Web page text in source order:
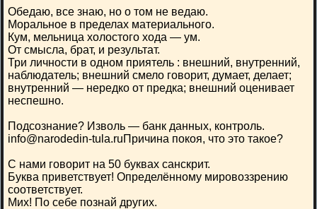
Обедаю, все знаю, но о том не ведаю.
Моральное в пределах материального.
Кум, мельница холостого хода — ум.
От смысла, брат, и результат.
Три личности в одном приятель : внешний, внутренний,
наблюдатель; внешний смело говорит, думает, делает;
внутренний — нередко от предка; внешний оценивает
неспешно.
Подсознание? Изволь — банк данных, контроль.
info@narodedin-tula.ruПричина покоя, что это такое?
С нами говорит на 50 буквах санскрит.
Буква приветствует! Определённому мировоззрению
соответствует.
Мих! По себе познай других.